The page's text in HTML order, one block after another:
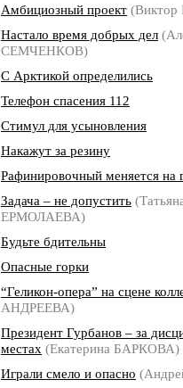
Амбициозный проект
Настало время добрых дел
СЕМЧЕНКОВ)
С Арктикой определились
Телефон спасения 112
Стимул для усыновления
Накажут за резину
Рафинировочный меняется на
Задача – не допустить
ЕРМОЛАЕВА)
Будьте бдительны
Опасные горки
“Геликон-опера” на сцене
АНДРЕЕВА)
Президент Гурбанов – за
местах (Екатерина БАРКОВА)
Играли смело и опасно